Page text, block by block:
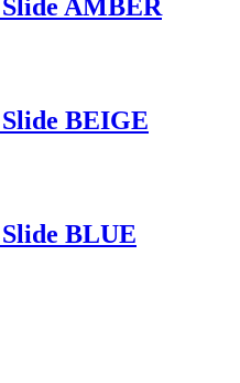
AMBER
BEIGE
BLUE